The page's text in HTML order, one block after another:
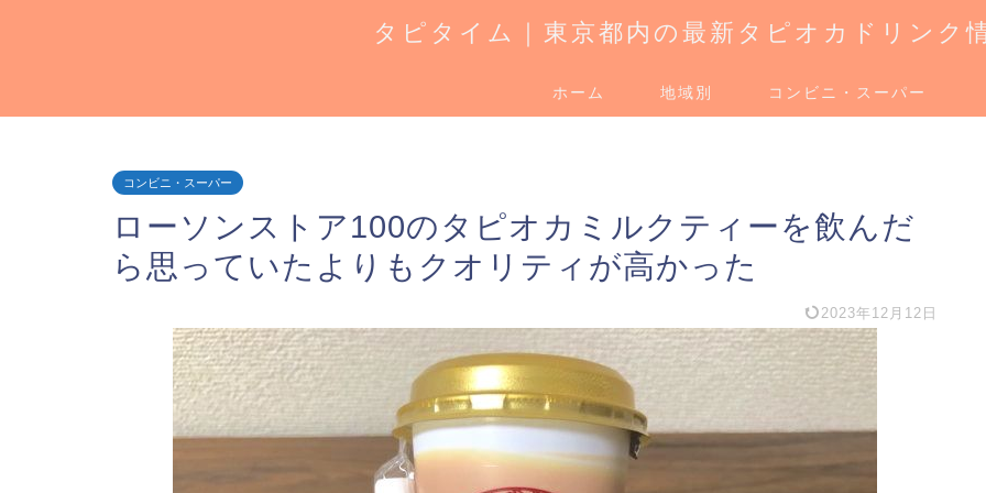
タピタイム｜東京都内の最新タピオカドリンク
ホーム 地域別 コンビニ・スーパー
コンビニ・スーパー
ローソンストア100のタピオカミルクティーを飲んだ
ら思っていたよりもクオリティが高かった
2023年12月12日